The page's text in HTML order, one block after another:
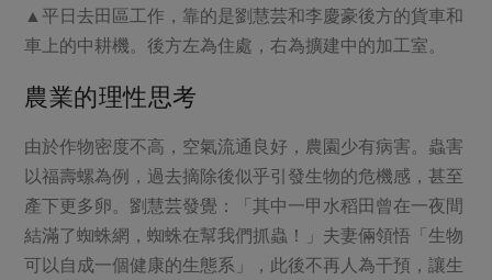
▲平日去田區工作，靠的是劉慧芸和李慶豪後方的貨車和
車上的中耕機。後方左為住處，右為擴建中的加工室。
農業的理性思考
由於作物密度不高，空氣流通良好，農園少有病害。蟲害
以福壽螺為例，過去摘除後似乎引發生物的危機感，甚至
產下更多卵。劉慧芸發覺：「其中一甲水稻田曾在一夜間
結滿了蜘蛛網，蜘蛛在幫我們抓蟲！」夫妻倆領悟「生物
可以自成一個健康的生態系」，此後不再人為干預，讓生